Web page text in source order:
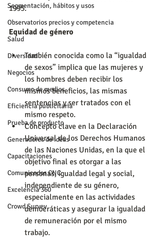
Segmentación, hábitos y usos
Observatorios precios y competencia
Salud
Diversidad
Negocios
Consumo de medios
Eficiencia publicitaria
Prueba de producto
Generadores de ideas
Capacitaciones
Comunicados CNC
Excelencia 360
Crowd Survey
1995.
Equidad de género
También conocida como la “igualdad
de sexos” implica que las mujeres y
los hombres deben recibir los
mismos beneficios, las mismas
sentencias y ser tratados con el
mismo respeto.
Concepto clave en la Declaración
Universal de los Derechos Humanos
de las Naciones Unidas, en la que el
objetivo final es otorgar a las
personas, igualdad legal y social,
independiente de su género,
especialmente en las actividades
democráticas y asegurar la igualdad
de remuneración por el mismo
trabajo.